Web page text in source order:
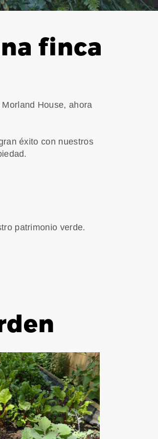
finca
House, ahora
éxito con nuestros
patrimonio verde.